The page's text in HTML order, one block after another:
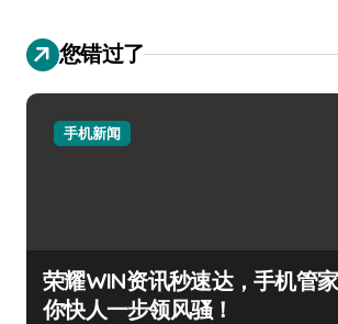
您错过了
手机新闻
荣耀WIN资讯秒速达，手机管
你快人一步领风骚！